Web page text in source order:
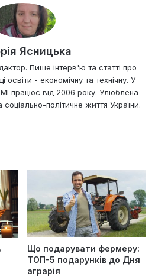
Ясницька
Пише інтерв'ю та статті про
освіти - економічну та технічну. У
працює від 2006 року. Улюблена
політичне життя України.
Що подарувати фермеру:
ТОП-5 подарунків до Дня
аграрія